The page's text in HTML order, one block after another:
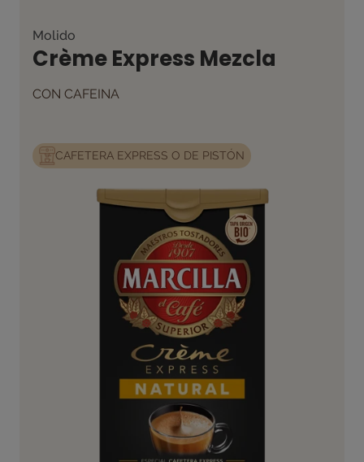
Molido
Crème Express Mezcla
CON CAFEINA
CAFETERA EXPRESS O DE PISTÓN